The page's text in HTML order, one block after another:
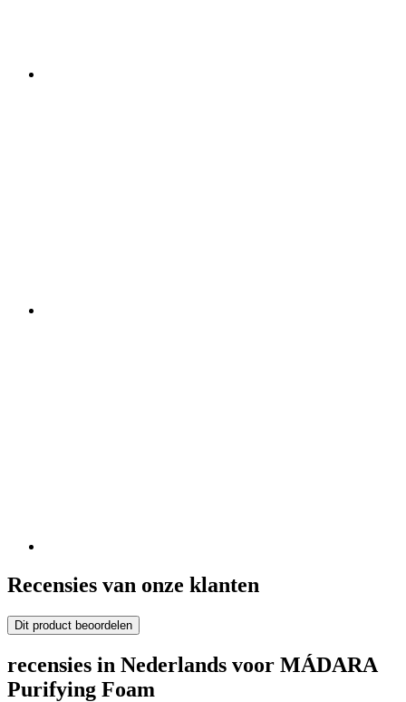
Recensies van onze klanten
Dit product beoordelen
recensies in Nederlands voor MÁDARA
Purifying Foam